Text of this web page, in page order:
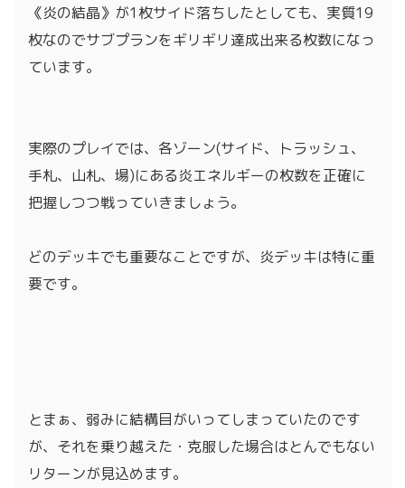
《炎の結晶》が1枚サイド落ちしたとしても、実質19
枚なのでサブプランをギリギリ達成出来る枚数になっ
ています。
実際のプレイでは、各ゾーン(サイド、トラッシュ、
手札、山札、場)にある炎エネルギーの枚数を正確に
把握しつつ戦っていきましょう。
どのデッキでも重要なことですが、炎デッキは特に重
要です。
とまぁ、弱みに結構目がいってしまっていたのです
が、それを乗り越えた・克服した場合はとんでもない
リターンが見込めます。